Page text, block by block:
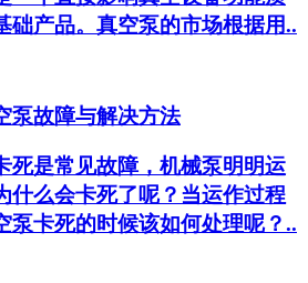
础产品。真空泵的市场根据用..
泵故障与解决方法
死是常见故障，机械泵明明运
什么会卡死了呢？当运作过程
泵卡死的时候该如何处理呢？..